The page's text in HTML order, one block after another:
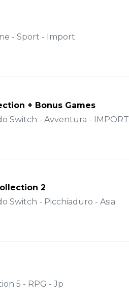
- Sport - Import
+ Bonus Games
Switch - Avventura - IMPORT
2
Switch - Picchiaduro - Asia
5 - RPG - Jp